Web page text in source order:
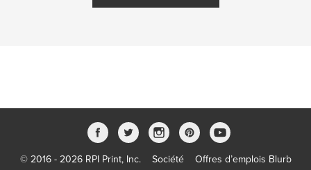
© 2016 - 2026 RPI Print, Inc. Société Offres d’emplois Blurb